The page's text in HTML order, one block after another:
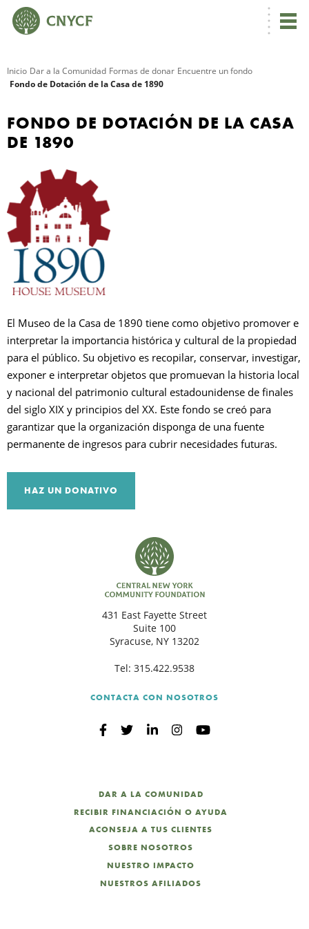
Inicio Dar a la Comunidad Formas de donar Encuentre un fondo
Fondo de Dotación de la Casa de 1890
FONDO DE DOTACIÓN DE LA CASA
DE 1890
El Museo de la Casa de 1890 tiene como objetivo promover e
interpretar la importancia histórica y cultural de la propiedad
para el público. Su objetivo es recopilar, conservar, investigar,
exponer e interpretar objetos que promuevan la historia local
y nacional del patrimonio cultural estadounidense de finales
del siglo XIX y principios del XX. Este fondo se creó para
garantizar que la organización disponga de una fuente
permanente de ingresos para cubrir necesidades futuras.
HAZ UN DONATIVO
431 East Fayette Street
Suite 100
Syracuse, NY 13202
Tel: 315.422.9538
CONTACTA CON NOSOTROS
DAR A LA COMUNIDAD
RECIBIR FINANCIACIÓN O AYUDA
ACONSEJA A TUS CLIENTES
SOBRE NOSOTROS
NUESTRO IMPACTO
NUESTROS AFILIADOS